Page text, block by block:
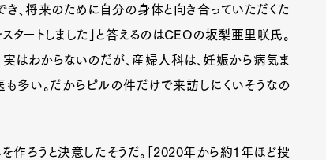
Cars Product
Culture
、将来のために自分の身体と向き合っていただくた
タートしました」と答えるのはCEOの坂梨亜里咲氏。
はわからないのだが、産婦人科は、妊娠から病気ま
多い。だからピルの件だけで来訪しにくいそうなの
作ろうと決意したそうだ。「2020年から約1年ほど投